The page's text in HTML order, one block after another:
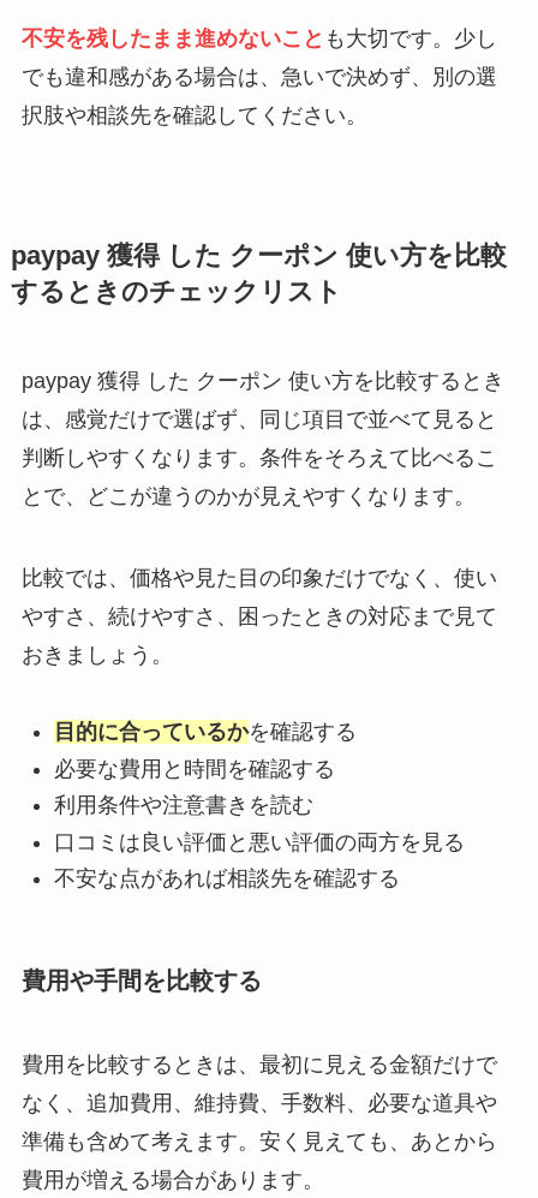
不安を残したまま進めないこと も大切です。少し
でも違和感がある場合は、急いで決めず、別の選
択肢や相談先を確認してください。
paypay 獲得 した クーポン 使い方を比較
するときのチェックリスト
paypay 獲得 した クーポン 使い方を比較するとき
は、感覚だけで選ばず、同じ項目で並べて見ると
判断しやすくなります。条件をそろえて比べるこ
とで、どこが違うのかが見えやすくなります。
比較では、価格や見た目の印象だけでなく、使い
やすさ、続けやすさ、困ったときの対応まで見て
おきましょう。
目的に合っているかを確認する
必要な費用と時間を確認する
利用条件や注意書きを読む
口コミは良い評価と悪い評価の両方を見る
不安な点があれば相談先を確認する
費用や手間を比較する
費用を比較するときは、最初に見える金額だけで
なく、追加費用、維持費、手数料、必要な道具や
準備も含めて考えます。安く見えても、あとから
費用が増える場合があります。